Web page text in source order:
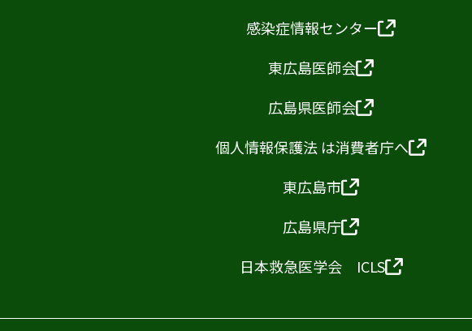
感染症情報センター
東広島医師会
広島県医師会
個人情報保護法 は消費者庁へ
東広島市
広島県庁
日本救急医学会 ICLS